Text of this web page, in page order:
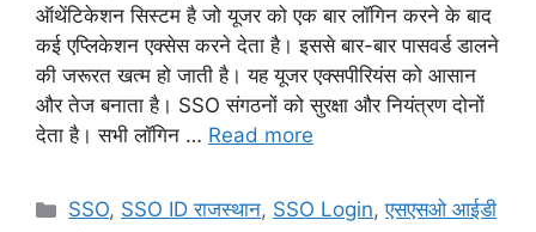
ऑथेंटिकेशन सिस्टम है जो यूजर को एक बार लॉगिन करने के बाद
कई एप्लिकेशन एक्सेस करने देता है। इससे बार-बार पासवर्ड डालने
की जरूरत खत्म हो जाती है। यह यूजर एक्सपीरियंस को आसान
और तेज बनाता है। SSO संगठनों को सुरक्षा और नियंत्रण दोनों
देता है। सभी लॉगिन … Read more
Categories
SSO, SSO ID राजस्थान, SSO Login,एसएसओ आईडी